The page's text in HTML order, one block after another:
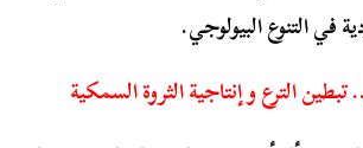
التنوع البيولوجي.
الترع و إنتاجية الثروة السمكية